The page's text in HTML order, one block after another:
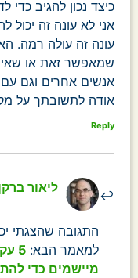
כיצד נכון להגיב
אני לא עונה זה יכול
עונה זה עולה רמה.
שמאפשר זאת או
אנשים אחרים וגם עם
אודה לתשובתך על
Reply
ליאור
התגובה שהצגתי
למאמר הבא:
5
מיישמים כדי